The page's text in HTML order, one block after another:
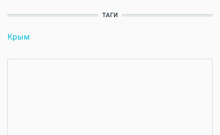
ТАГИ
Крым